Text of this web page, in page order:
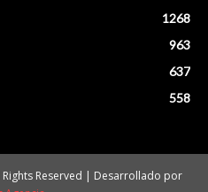
1268
963
637
558
Rights Reserved | Desarrollado por